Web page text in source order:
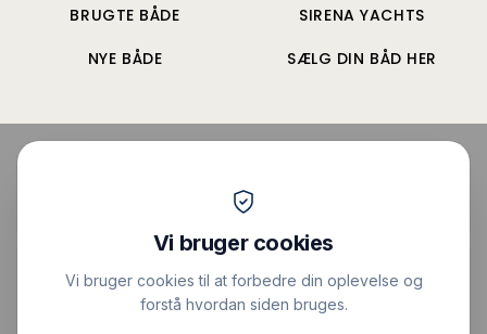
BRUGTE BÅDE
NYE BÅDE
SIRENA YACHTS
SÆLG DIN BÅD HER
Vis alle billeder